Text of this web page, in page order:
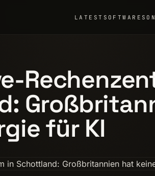
LATEST SOFTWARE
für KI